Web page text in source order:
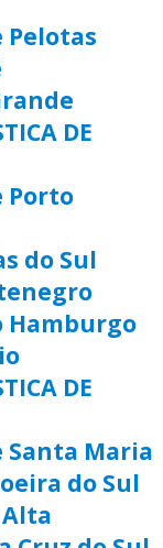
Pelotas
DE
Porto
do Sul
Hamburgo
DE
Maria
do Sul
Alta